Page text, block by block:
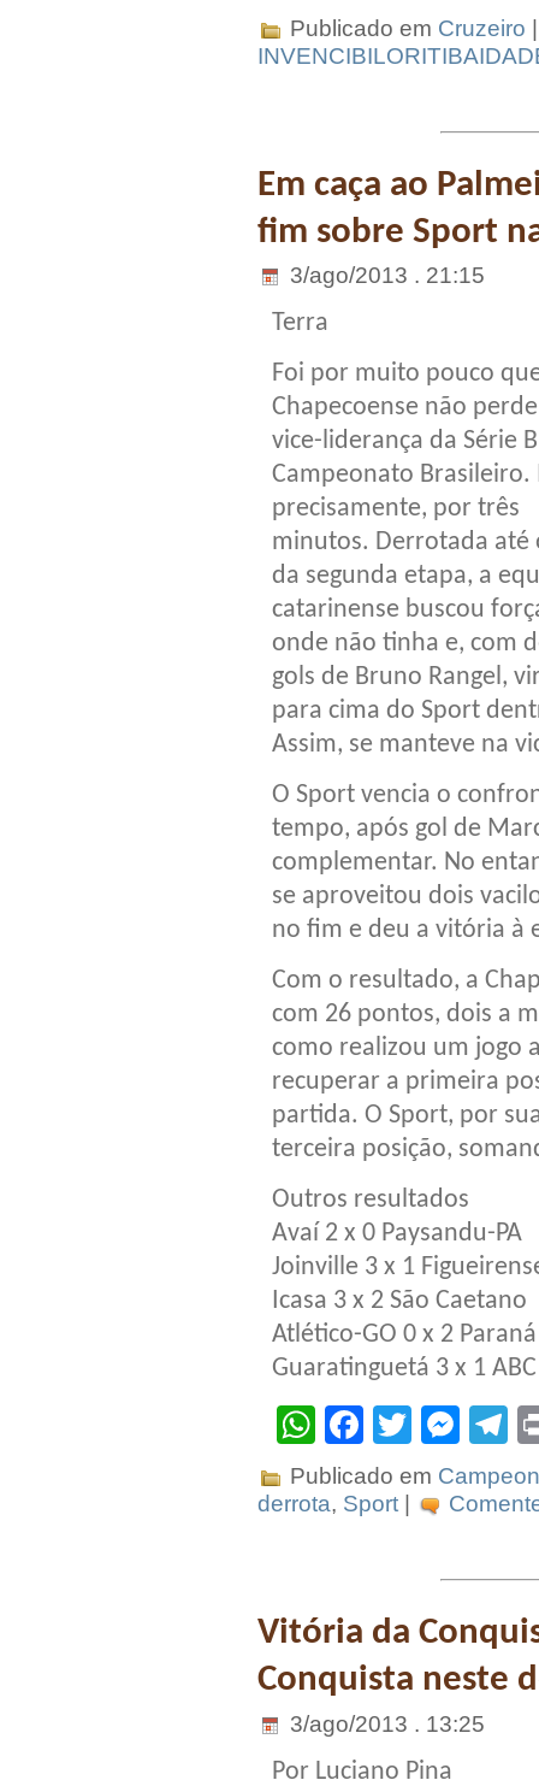
Publicado em Cruzeiro
Em caça ao
fim sobre Sport
3/ago/2013 . 21:15
Terra
Foi por muito pouco
Chapecoense não
vice-liderança da Série
Campeonato Brasileiro.
precisamente, por três
minutos. Derrotada até
da segunda etapa, a
catarinense buscou
onde não tinha e, com
gols de Bruno Rangel,
para cima do Sport
Assim, se manteve na
O Sport vencia o
tempo, após gol de
complementar. No
se aproveitou dois
no fim e deu a vitória à
Com o resultado, a
com 26 pontos, dois a
como realizou um jogo
recuperar a primeira
partida. O Sport, por
terceira posição,
Outros resultados
Avaí 2 x 0 Paysandu-PA
Joinville 3 x 1
Icasa 3 x 2 São Caetano
Atlético-GO 0 x 2
Guaratinguetá 3 x 1 ABC
WhatsApp
Facebook
Twitter
Publicado em
derrota, Sport
Vitória da
Conquista neste
3/ago/2013 . 13:25
Por Luciano Pina